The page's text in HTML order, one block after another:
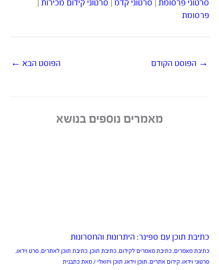
סרטוני פרסומת סרטוני קדמ סרטוני קידום מכירות
פרסומת
→ הפוסט הקודם הפוסט הבא ←
מאמרים נוספים בנושא
כתיבת תוכן עם ספינר: היתרונות והחסרונות
כתיבת מאמרים, כתיבת מאמרים לקידום, כתיבת תוכן, כתיבת תוכן לאתרים, סרט וידאו,
סרטוני וידאו, קידום אתרים, תוכן וידאו, תוכן ויזואלי / מאת כתבנית